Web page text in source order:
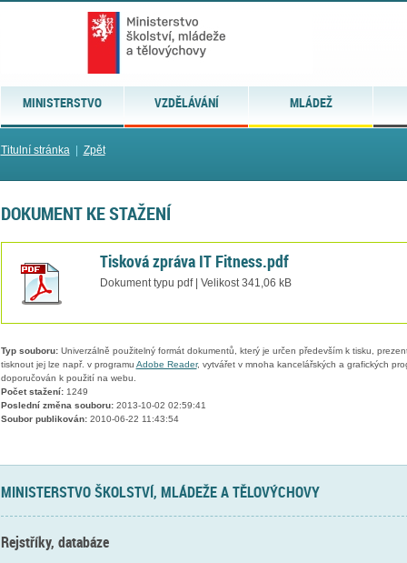
MINISTERSTVO VZDĚLÁVÁNÍ MLÁDEŽ
Titulní stránka| Zpět
DOKUMENT KE STAŽENÍ
Tisková zpráva IT Fitness.pdf
Dokument typu pdf | Velikost 341,06 kB
Typ souboru:Univerzálně použitelný formát dokumentů, který je určen především k tisku,
tisknout jej lze např. v programu Adobe Reader, vytvářet v mnoha kancelářských a grafických
doporučován k použití na webu.
Počet stažení:1249
Poslední změna souboru:2013-10-02 02:59:41
Soubor publikován:2010-06-22 11:43:54
MINISTERSTVO ŠKOLSTVÍ, MLÁDEŽE A TĚLOVÝCHOVY
Rejstříky, databáze